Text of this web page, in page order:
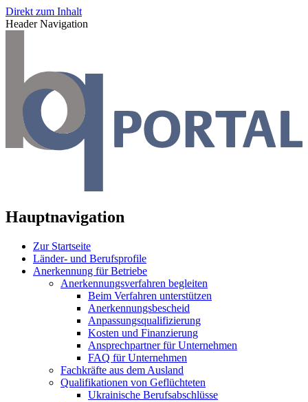
Direkt zum Inhalt
Header Navigation
Hauptnavigation
Zur Startseite
Länder- und Berufsprofile
Anerkennung für Betriebe
Anerkennungsverfahren begleiten
Beim Verfahren unterstützen
Anerkennungsbescheid
Anpassungsqualifizierung
Kosten und Finanzierung
Ansprechpartner für Unternehmen
FAQ für Unternehmen
Fachkräfte aus dem Ausland
Qualifikationen von Geflüchteten
Ukrainische Berufsabschlüsse